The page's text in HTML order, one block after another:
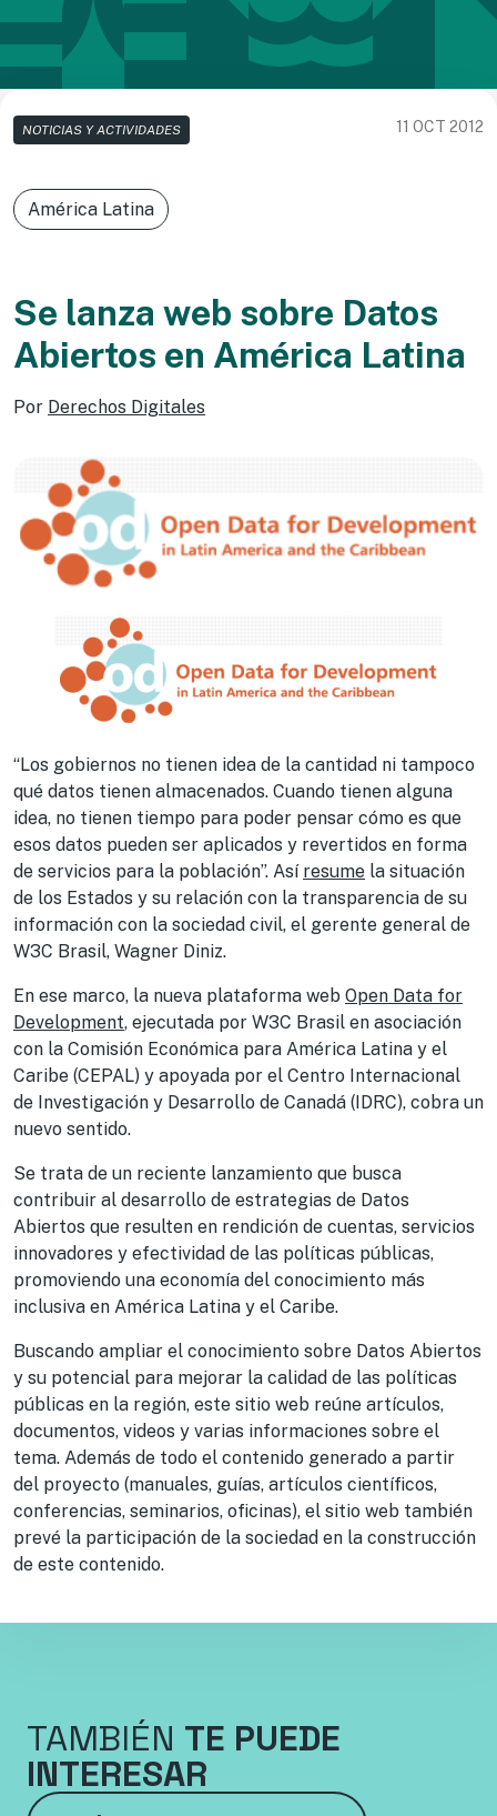
NOTICIAS Y ACTIVIDADES 11 OCT 2012
América Latina
Se lanza web sobre Datos
Abiertos en América Latina
Por Derechos Digitales
“Los gobiernos no tienen idea de la cantidad ni tampoco
qué datos tienen almacenados. Cuando tienen alguna
idea, no tienen tiempo para poder pensar cómo es que
esos datos pueden ser aplicados y revertidos en forma
de servicios para la población”. Así resume la situación
de los Estados y su relación con la transparencia de su
información con la sociedad civil, el gerente general de
W3C Brasil, Wagner Diniz.
En ese marco, la nueva plataforma web Open Data for
Development, ejecutada por W3C Brasil en asociación
con la Comisión Económica para América Latina y el
Caribe (CEPAL) y apoyada por el Centro Internacional
de Investigación y Desarrollo de Canadá (IDRC), cobra un
nuevo sentido.
Se trata de un reciente lanzamiento que busca
contribuir al desarrollo de estrategias de Datos
Abiertos que resulten en rendición de cuentas, servicios
innovadores y efectividad de las políticas públicas,
promoviendo una economía del conocimiento más
inclusiva en América Latina y el Caribe.
Buscando ampliar el conocimiento sobre Datos Abiertos
y su potencial para mejorar la calidad de las políticas
públicas en la región, este sitio web reúne artículos,
documentos, videos y varias informaciones sobre el
tema. Además de todo el contenido generado a partir
del proyecto (manuales, guías, artículos científicos,
conferencias, seminarios, oficinas), el sitio web también
prevé la participación de la sociedad en la construcción
de este contenido.
TAMBIÉN TE PUEDE
INTERESAR